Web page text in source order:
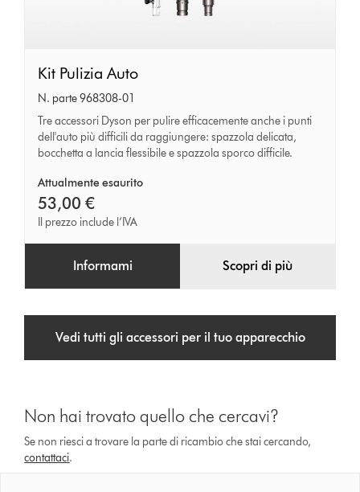
Kit
Pulizia
Auto
Kit Pulizia Auto
N. parte 968308-01
Tre accessori Dyson per pulire efficacemente anche i punti
dell'auto più difficili da raggiungere: spazzola delicata,
bocchetta a lancia flessibile e spazzola sporco difficile.
Attualmente esaurito
53,00 €
Il prezzo include l’IVA
Informami Scopri di più
Vedi tutti gli accessori per il tuo apparecchio
Non hai trovato quello che cercavi?
Se non riesci a trovare la parte di ricambio che stai cercando,
contattaci.